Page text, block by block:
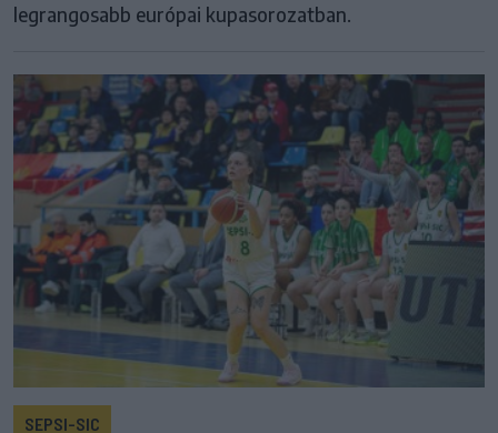
legrangosabb európai kupasorozatban.
SEPSI-SIC